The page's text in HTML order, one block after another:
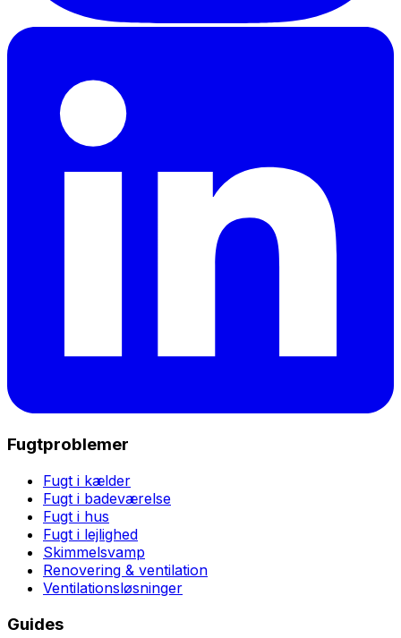
Fugtproblemer
Fugt i kælder
Fugt i badeværelse
Fugt i hus
Fugt i lejlighed
Skimmelsvamp
Renovering & ventilation
Ventilationsløsninger
Guides